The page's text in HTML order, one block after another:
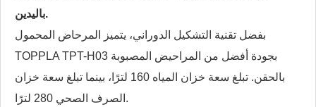
باليدين.
بفضل تقنية التشكيل الدوراني، يتميز المرحاض المحمول
TOPPLA TPT-H03 بجودة أفضل من المراحيض المصبوبة
بالحقن. تبلغ سعة خزان المياه 160 لترًا، بينما تبلغ سعة خزان
الصرف الصحي 280 لترًا.